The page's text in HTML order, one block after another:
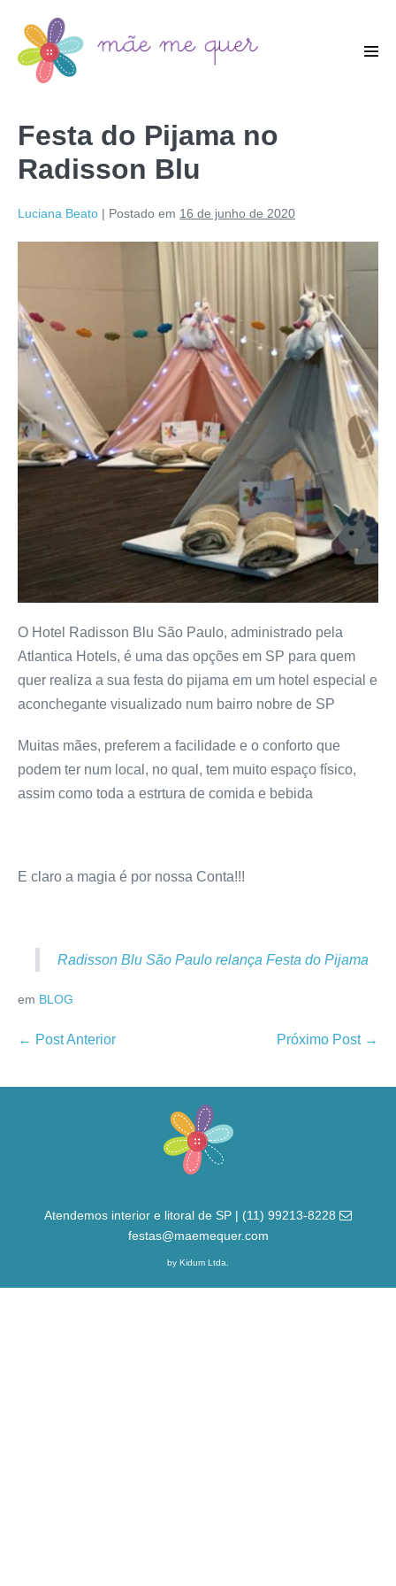
Festa do Pijama no
Radisson Blu
Luciana Beato | Postado em 16 de junho de 2020
O Hotel Radisson Blu São Paulo, administrado pela
Atlantica Hotels, é uma das opções em SP para quem
quer realiza a sua festa do pijama em um hotel especial e
aconchegante visualizado num bairro nobre de SP
Muitas mães, preferem a facilidade e o conforto que
podem ter num local, no qual, tem muito espaço físico,
assim como toda a estrtura de comida e bebida
E claro a magia é por nossa Conta!!!
Radisson Blu São Paulo relança Festa do Pijama
em BLOG
← Post Anterior Próximo Post →
Atendemos interior e litoral de SP | (11) 99213-8228
festas@maemequer.com
by Kidum Ltda.